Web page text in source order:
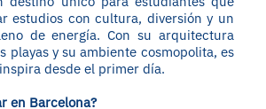
estudios con cultura, diversión y un
de energía. Con su arquitectura
playas y su ambiente cosmopolita, es
desde el primer día.
en Barcelona?